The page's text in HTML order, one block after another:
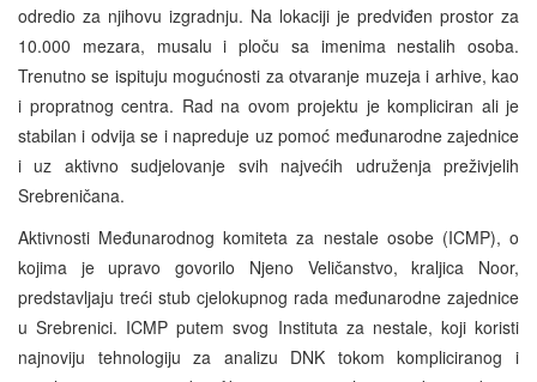
odredio za njihovu izgradnju. Na lokaciji je predviđen prostor za
10.000 mezara, musalu i ploču sa imenima nestalih osoba.
Trenutno se ispituju mogućnosti za otvaranje muzeja i arhive, kao
i propratnog centra. Rad na ovom projektu je kompliciran ali je
stabilan i odvija se i napreduje uz pomoć međunarodne zajednice
i uz aktivno sudjelovanje svih najvećih udruženja preživjelih
Srebreničana.
Aktivnosti Međunarodnog komiteta za nestale osobe (ICMP), o
kojima je upravo govorilo Njeno Veličanstvo, kraljica Noor,
predstavljaju treći stub cjelokupnog rada međunarodne zajednice
u Srebrenici. ICMP putem svog Instituta za nestale, koji koristi
najnoviju tehnologiju za analizu DNK tokom kompliciranog i